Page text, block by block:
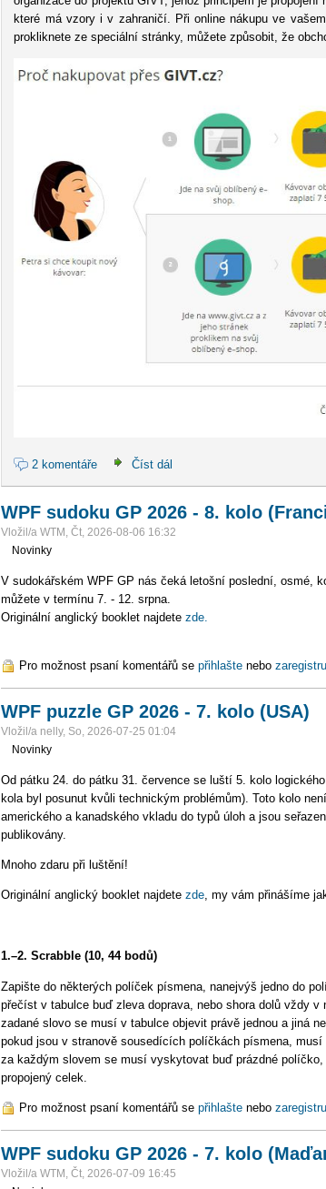
které má vzory i v zahraničí. Při online nákupu ve
prokliknete ze speciální stránky, můžete způsobit, že
2 komentáře Číst dál
WPF sudoku GP 2026 - 8. kolo
Vložil/a WTM, Čt, 2026-08-06 16:32
Novinky
V sudokářském WPF GP nás čeká letošní poslední, osmé,
můžete v termínu 7. - 12. srpna.
Originální anglický booklet najdete zde.
Pro možnost psaní komentářů se přihlašte nebo
WPF puzzle GP 2026 - 7. kolo (USA)
Vložil/a nelly, So, 2026-07-25 01:04
Novinky
Od pátku 24. do pátku 31. července se luští 5. kolo
kola byl posunut kvůli technickým problémům). Toto kolo
amerického a kanadského vkladu do typů úloh a jsou
publikovány.
Mnoho zdaru při luštění!
Originální anglický booklet najdete zde, my vám přinášíme
1.–2. Scrabble (10, 44 bodů)
Zapište do některých políček písmena, nanejvýš jedno do
přečíst v tabulce buď zleva doprava, nebo shora dolů vždy
zadané slovo se musí v tabulce objevit právě jednou a jiná
pokud jsou v stranově sousedících políčkách písmena,
za každým slovem se musí vyskytovat buď prázdné
propojený celek.
Pro možnost psaní komentářů se přihlašte nebo
WPF sudoku GP 2026 - 7. kolo
Vložil/a WTM, Čt, 2026-07-09 16:45